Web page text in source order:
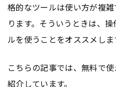
格的なツールは使い方が複
ります。そういうときは、
ルを使うことをオススメしま
こちらの記事では、無料で
紹介しています。